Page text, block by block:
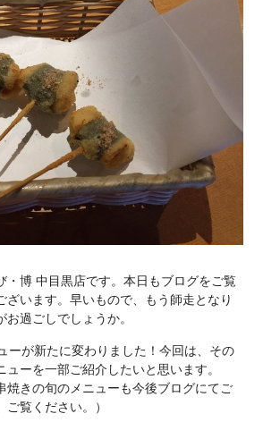
・博 中目黒店です。本日もブログをご覧
ざいます。早いもので、もう師走となり
過ごしでしょうか。
ーが新たに変わりました！今回は、その
ーを一部ご紹介したいと思います。
焼きの旬のメニューも今後ブログにてご
覧ください。）